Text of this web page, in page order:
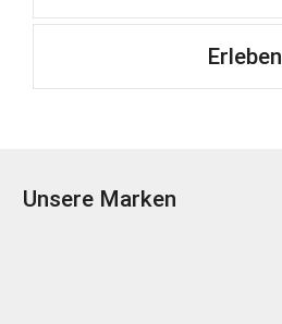
Erleben
Unsere Marken